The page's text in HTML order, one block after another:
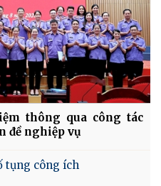
thông qua công tác
đề nghiệp vụ
tụng công ích